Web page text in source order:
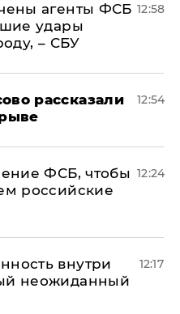
агенты ФСБ
удары
– СБУ
12:58
рассказали
12:54
ФСБ, чтобы
российские
12:24
внутри
неожиданный
12:17